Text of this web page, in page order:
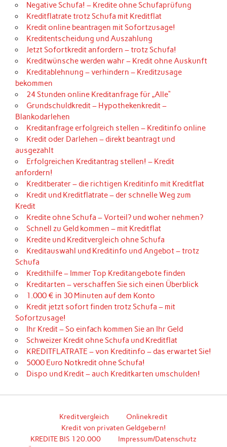
Negative Schufa! – Kredite ohne Schufaprüfung
Kreditflatrate trotz Schufa mit Kreditflat
Kredit online beantragen mit Sofortzusage!
Kreditentscheidung und Auszahlung
Jetzt Sofortkredit anfordern – trotz Schufa!
Kreditwünsche werden wahr – Kredit ohne Auskunft
Kreditablehnung – verhindern – Kreditzusage
bekommen
24 Stunden online Kreditanfrage für „Alle“
Grundschuldkredit – Hypothekenkredit –
Blankodarlehen
Kreditanfrage erfolgreich stellen – Kreditinfo online
Kredit oder Darlehen – direkt beantragt und
ausgezahlt
Erfolgreichen Kreditantrag stellen! – Kredit
anfordern!
Kreditberater – die richtigen Kreditinfo mit Kreditflat
Kredit und Kreditflatrate – der schnelle Weg zum
Kredit
Kredite ohne Schufa – Vorteil? und woher nehmen?
Schnell zu Geld kommen – mit Kreditflat
Kredite und Kreditvergleich ohne Schufa
Kreditauswahl und Kreditinfo und Angebot – trotz
Schufa
Kredithilfe – Immer Top Kreditangebote finden
Kreditarten – verschaffen Sie sich einen Überblick
1.000 € in 30 Minuten auf dem Konto
Kredit jetzt sofort finden trotz Schufa – mit
Sofortzusage!
Ihr Kredit – So einfach kommen Sie an Ihr Geld
Schweizer Kredit ohne Schufa und Kreditflat
KREDITFLATRATE – von Kreditinfo – das erwartet Sie!
5000 Euro Notkredit ohne Schufa!
Dispo und Kredit – auch Kreditkarten umschulden!
Kreditvergleich
Onlinekredit
Kredit von privaten Geldgebern!
KREDITE BIS 120.000
Impressum/Datenschutz